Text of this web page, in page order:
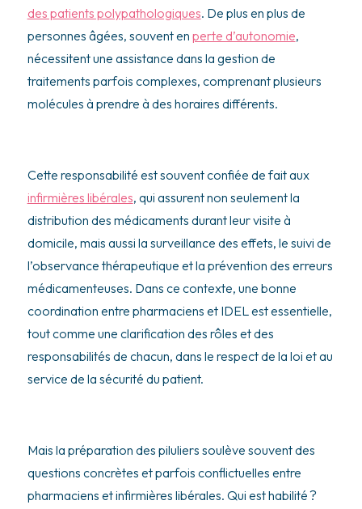
des patients polypathologiques. De plus en plus de
personnes âgées, souvent en perte d’autonomie,
nécessitent une assistance dans la gestion de
traitements parfois complexes, comprenant plusieurs
molécules à prendre à des horaires différents.
Cette responsabilité est souvent confiée de fait aux
infirmières libérales, qui assurent non seulement la
distribution des médicaments durant leur visite à
domicile, mais aussi la surveillance des effets, le suivi de
l’observance thérapeutique et la prévention des erreurs
médicamenteuses. Dans ce contexte, une bonne
coordination entre pharmaciens et IDEL est essentielle,
tout comme une clarification des rôles et des
responsabilités de chacun, dans le respect de la loi et au
service de la sécurité du patient.
Mais la préparation des piluliers soulève souvent des
questions concrètes et parfois conflictuelles entre
pharmaciens et infirmières libérales. Qui est habilité ?